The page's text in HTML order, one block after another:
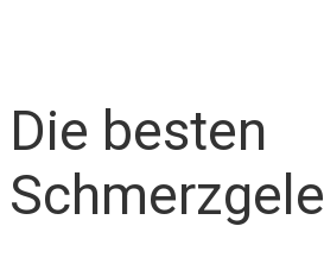
Die besten
Schmerzgele